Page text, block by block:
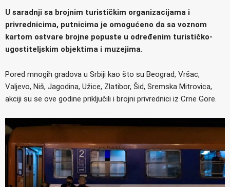
U saradnji sa brojnim turističkim organizacijama i
privrednicima, putnicima je omogućeno da sa voznom
kartom ostvare brojne popuste u određenim turističko-
ugostiteljskim objektima i muzejima.
Pored mnogih gradova u Srbiji kao što su Beograd, Vršac,
Valjevo, Niš, Jagodina, Užice, Zlatibor, Šid, Sremska Mitrovica,
akciji su se ove godine priključili i brojni privrednici iz Crne Gore.